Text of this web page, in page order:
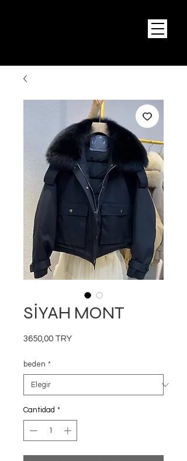
SİYAH MONT
3650,00 TRYPrecio
beden *
Cantidad *